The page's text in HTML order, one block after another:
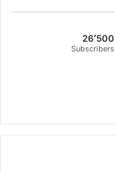
26٬500
Subscribers